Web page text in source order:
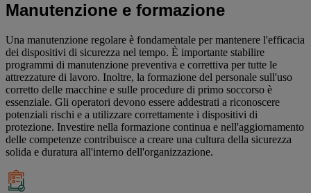
Manutenzione e formazione
Una manutenzione regolare è fondamentale per mantenere l'efficacia
dei dispositivi di sicurezza nel tempo. È importante stabilire
programmi di manutenzione preventiva e correttiva per tutte le
attrezzature di lavoro. Inoltre, la formazione del personale sull'uso
corretto delle macchine e sulle procedure di primo soccorso è
essenziale. Gli operatori devono essere addestrati a riconoscere
potenziali rischi e a utilizzare correttamente i dispositivi di
protezione. Investire nella formazione continua e nell'aggiornamento
delle competenze contribuisce a creare una cultura della sicurezza
solida e duratura all'interno dell'organizzazione.